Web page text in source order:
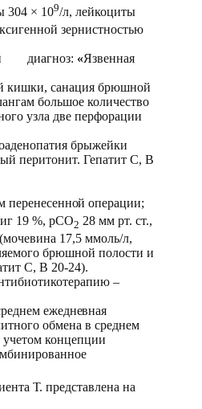
304 × 109/л, лейкоциты
зернистностью
диагноз: «Язвенная
кишки, санация брюшной
большое количество
узла две перфорации
брыжейки
перитонит. Гепатит С, В
перенесенной операции;
19 %, рСО2 28 мм рт. ст.,
17,5 ммоль/л,
брюшной полости и
С, В 20-24).
–
ежедневная
обмена в среднем
концепции
Т. представлена на